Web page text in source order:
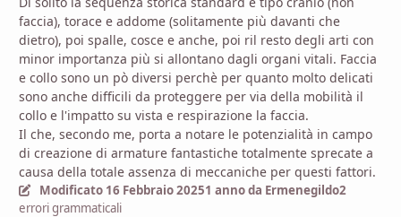
faccia), torace e addome (solitamente più davanti che
dietro), poi spalle, cosce e anche, poi ril resto degli arti con
minor importanza più si allontano dagli organi vitali. Faccia
e collo sono un pò diversi perchè per quanto molto delicati
sono anche difficili da proteggere per via della mobilità il
collo e l'impatto su vista e respirazione la faccia.
Il che, secondo me, porta a notare le potenzialità in campo
di creazione di armature fantastiche totalmente sprecate a
causa della totale assenza di meccaniche per questi fattori.
Modificato 16 Febbraio 20251 annoda Ermenegildo2
errori grammaticali